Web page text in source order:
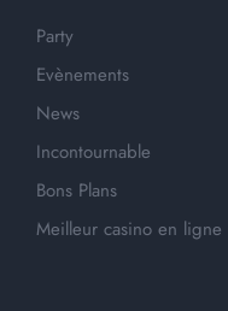
Party
Evènements
News
Incontournable
Bons Plans
Meilleur casino en ligne